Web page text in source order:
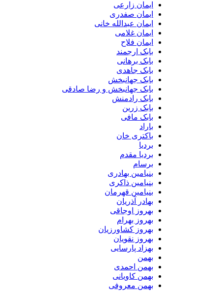
ایمان زارعی
ایمان صفدری
ایمان عبدالله خانی
ایمان غلامی
ایمان فلاح
بابک ارجمند
بابک برهانی
بابک جاهدی
بابک جهانبخش
بابک جهانبخش و رضا صادقی
بابک رادمنش
بابک زرین
بابک مافی
باراد
باکتری خان
بردیا
بردیا مقدم
برسام
بنیامین بهادری
بنیامین ذاکری
بنیامین قهرمان
بهادر آذریان
بهروز اوجاقی
بهروز بهرام
بهروز کشاورزیان
بهروز نقویان
بهزاد پارسایی
بهمن
بهمن احمدی
بهمن کاویانی
بهمن معروفی